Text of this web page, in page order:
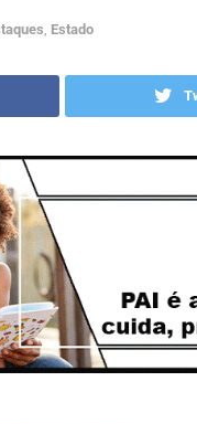
Estado